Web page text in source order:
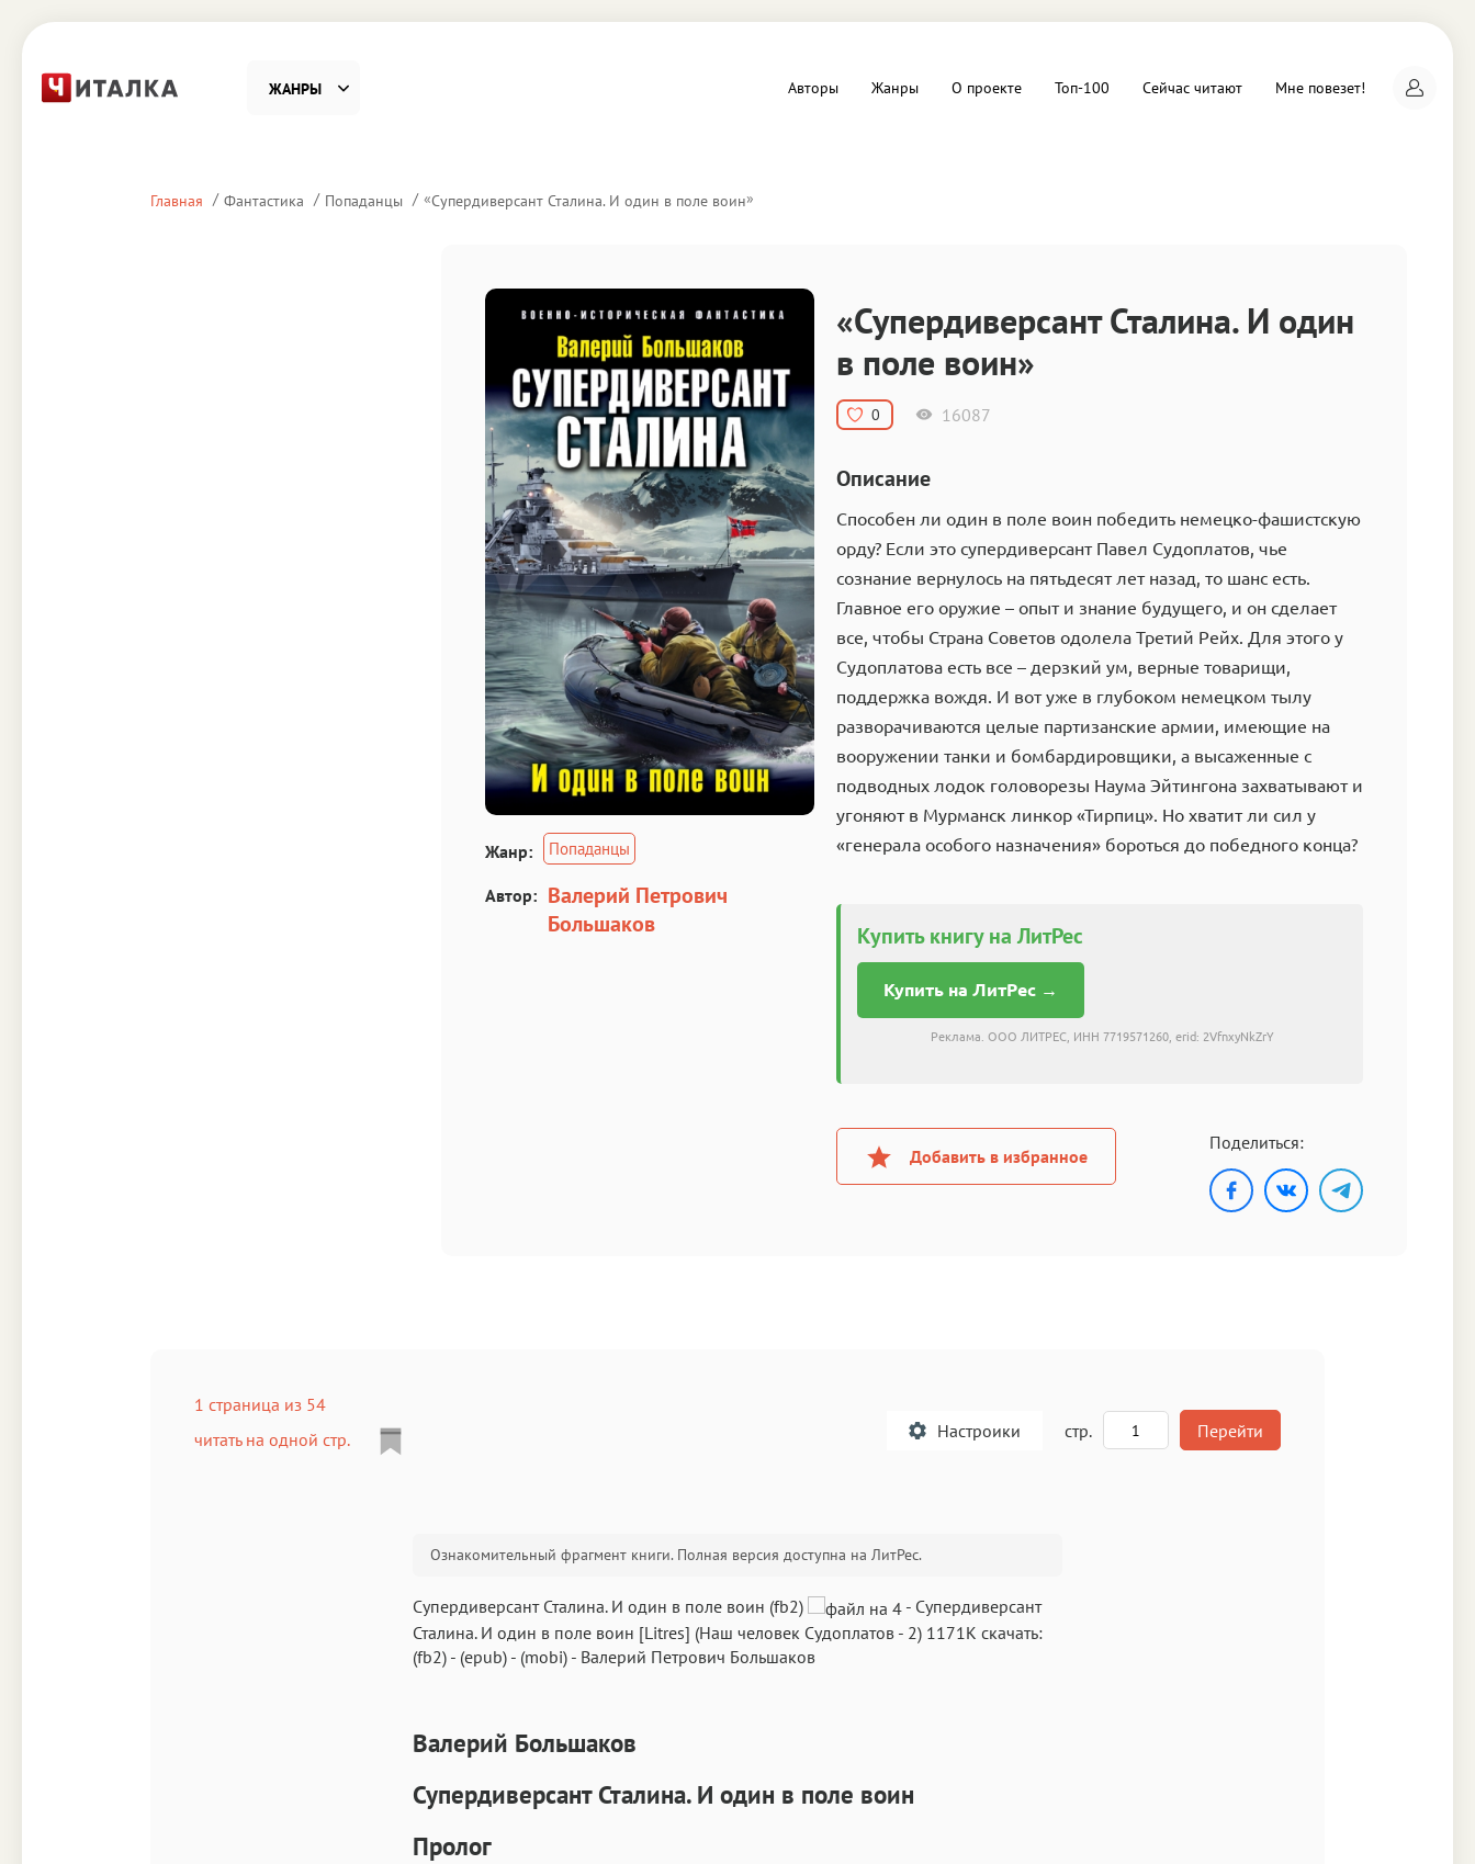
ЖАНРЫ
Драматургия
Домоводство Компьютеры и Интернет
Старинное Фольклор
Авторы Жанры О проекте Топ-100 Сейчас читают Мне повезет!
Главная Фантастика Попаданцы «Супердиверсант Сталина. И один в поле воин»
Жанр: Попаданцы
Автор: Валерий Петрович
Большаков
«Супердиверсант Сталина. И один
в поле воин»
0 16087
Описание
Способен ли один в поле воин победить немецко-фашистскую
орду? Если это супердиверсант Павел Судоплатов, чье
сознание вернулось на пятьдесят лет назад, то шанс есть.
Главное его оружие – опыт и знание будущего, и он сделает
все, чтобы Страна Советов одолела Третий Рейх. Для этого у
Судоплатова есть все – дерзкий ум, верные товарищи,
поддержка вождя. И вот уже в глубоком немецком тылу
разворачиваются целые партизанские армии, имеющие на
вооружении танки и бомбардировщики, а высаженные с
подводных лодок головорезы Наума Эйтингона захватывают и
угоняют в Мурманск линкор «Тирпиц». Но хватит ли сил у
«генерала особого назначения» бороться до победного конца?
Купить книгу на ЛитРес
Купить на ЛитРес →
Реклама. ООО ЛИТРЕС, ИНН 7719571260, erid: 2VfnxyNkZrY
Добавить в избранное
Поделиться:
1 страница из 54
читать на одной стр.
Настроики
Аа
стр. Перейти
Ознакомительный фрагмент книги. Полная версия доступна на ЛитРес.
Супердиверсант Сталина. И один в поле воин (fb2) - Супердиверсант
Сталина. И один в поле воин [Litres] (Наш человек Судоплатов - 2) 1171K скачать:
(fb2) - (epub) - (mobi) - Валерий Петрович Большаков
Валерий Большаков
Супердиверсант Сталина. И один в поле воин
Пролог